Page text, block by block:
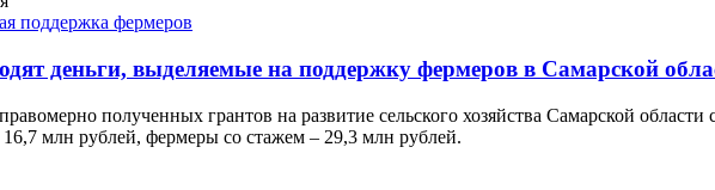
деньги, выделяемые на поддержку фермеров в Самарской
полученных грантов на развитие сельского хозяйства Самарской
млн рублей, фермеры со стажем – 29,3 млн рублей.